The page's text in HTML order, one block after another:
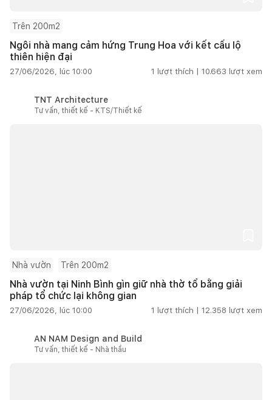
Trên 200m2
Ngôi nhà mang cảm hứng Trung Hoa với kết cấu lộ
thiên hiện đại
27/06/2026, lúc 10:00 1 lượt thích | 10.663 lượt xem
TNT Architecture
Tư vấn, thiết kế - KTS/Thiết kế
Nhà vườn Trên 200m2
Nhà vườn tại Ninh Bình gìn giữ nhà thờ tổ bằng giải
pháp tổ chức lại không gian
27/06/2026, lúc 10:00 1 lượt thích | 12.358 lượt xem
AN NAM Design and Build
Tư vấn, thiết kế - Nhà thầu